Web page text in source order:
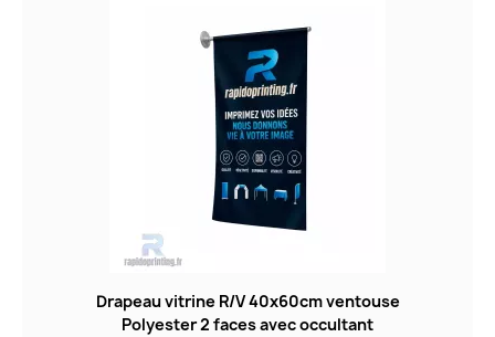
Drapeau vitrine R/V 40x60cm ventouse
Polyester 2 faces avec occultant